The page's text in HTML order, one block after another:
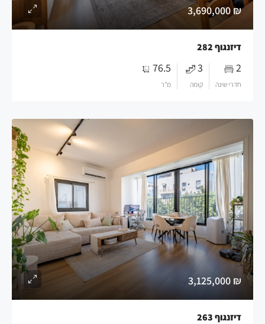
₪ 3,690,000
דיזנגוף 282
2
חדרי שינה
3
קומה
76.5
מ"ר
₪ 3,125,000
דיזנגוף 263